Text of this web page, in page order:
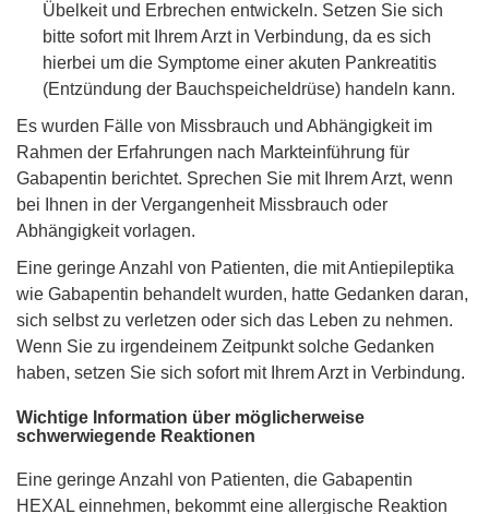
Übelkeit und Erbrechen entwickeln. Setzen Sie sich
bitte sofort mit Ihrem Arzt in Verbindung, da es sich
hierbei um die Symptome einer akuten Pankreatitis
(Entzündung der Bauchspeicheldrüse) handeln kann.
Es wurden Fälle von Missbrauch und Abhängigkeit im
Rahmen der Erfahrungen nach Markteinführung für
Gabapentin berichtet. Sprechen Sie mit Ihrem Arzt, wenn
bei Ihnen in der Vergangenheit Missbrauch oder
Abhängigkeit vorlagen.
Eine geringe Anzahl von Patienten, die mit Antiepileptika
wie Gabapentin behandelt wurden, hatte Gedanken daran,
sich selbst zu verletzen oder sich das Leben zu nehmen.
Wenn Sie zu irgendeinem Zeitpunkt solche Gedanken
haben, setzen Sie sich sofort mit Ihrem Arzt in Verbindung.
Wichtige Information über möglicherweise
schwerwiegende Reaktionen
Eine geringe Anzahl von Patienten, die Gabapentin
HEXAL einnehmen, bekommt eine allergische Reaktion